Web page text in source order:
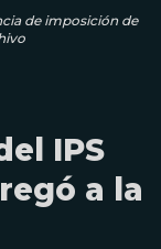
de imposición de
IPS
a la